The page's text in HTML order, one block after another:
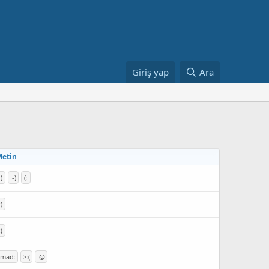
Giriş yap Ara
:) :-) (:
:(
>:( :@